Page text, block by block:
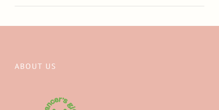
ABOUT US